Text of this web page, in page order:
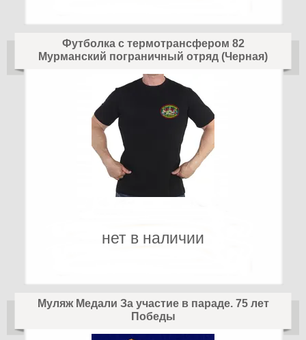
Футболка с термотрансфером 82
Мурманский пограничный отряд (Черная)
нет в наличии
Муляж Медали За участие в параде. 75 лет
Победы